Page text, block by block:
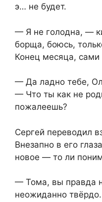
э… не будет.
— Я не голодна, —
борща, боюсь,
Конец месяца, сами
— Да ладно тебе,
— Что ты как не
пожалеешь?
Сергей переводил
Внезапно в его
новое — то ли
— Тома, вы правда
неожиданно